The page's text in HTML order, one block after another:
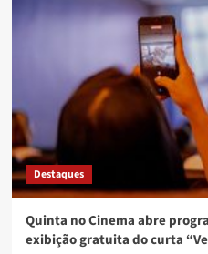
Destaques
Quinta no Cinema abre
exibição gratuita do curta